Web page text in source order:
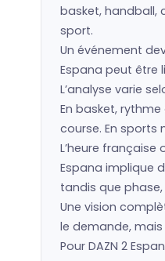
basket, handball,
sport.
Un événement
Espana peut être
L’analyse varie
En basket,
course. En
L’heure
Espana implique
tandis que
Une vision
le demande,
Pour DAZN 2